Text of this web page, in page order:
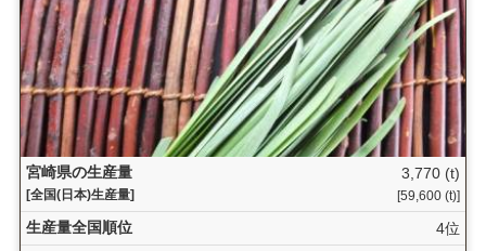
宮崎県の生産量
[全国(日本)生産量]
3,770 (t)
[59,600 (t)]
生産量全国順位
4位